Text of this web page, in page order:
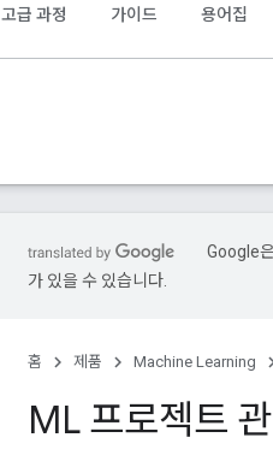
고급 과정 가이드 용어집
Google
가 있을 수 있습니다.
홈 제품 Machine Learning
ML 프로젝트 관